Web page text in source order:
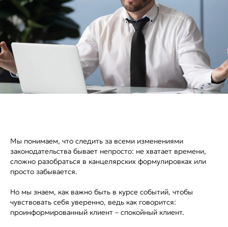
Мы понимаем, что следить за всеми изменениями
законодательства бывает непросто: не хватает времени,
сложно разобраться в канцелярских формулировках или
просто забывается.
Но мы знаем, как важно быть в курсе событий, чтобы
чувствовать себя уверенно, ведь как говорится:
проинформированный клиент – спокойный клиент.